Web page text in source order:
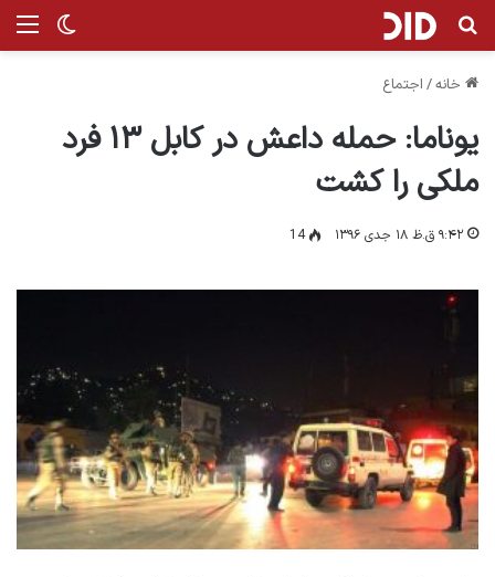
تغییر جستجو برای
خانه/ اجتماع
یوناما: حمله داعش در کابل ۱۳ فرد
ملکی را کشت
۹:۴۲ ق.ظ ۱۸ جدی ۱۳۹۶ 14